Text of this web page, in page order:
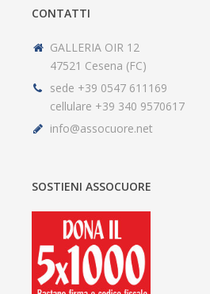
CONTATTI
GALLERIA OIR 12
47521 Cesena (FC)
sede +39 0547 611169
cellulare +39 340 9570617
info@assocuore.net
SOSTIENI ASSOCUORE